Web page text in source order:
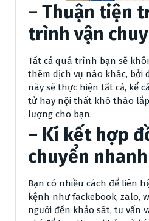
– Thuận tiện
trình vận
Tất cả quá trình bạn sẽ
thêm dịch vụ nào khác, bởi
này sẽ thực hiện tất cả, kể
tử hay nội thất khó tháo
lượng cho bạn.
– Kí kết hợp
chuyển
Bạn có nhiều cách để liên
kệnh như fackebook, zalo,
người đến khảo sát, tư vấn